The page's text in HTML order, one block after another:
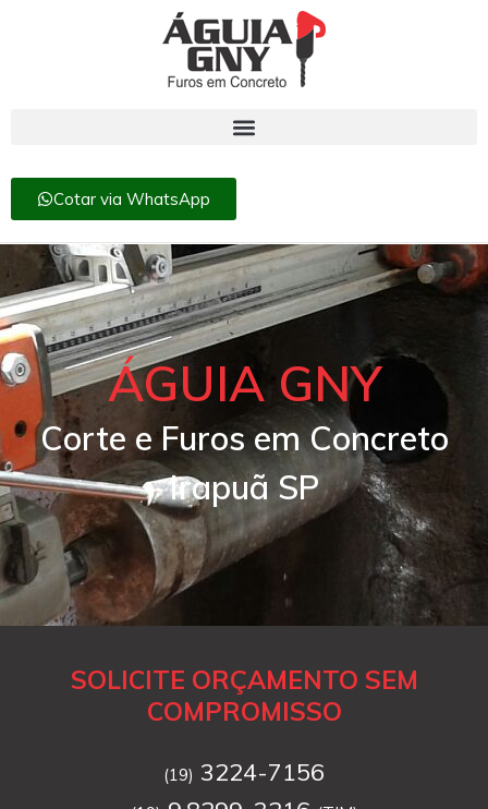
Cotar via WhatsApp
ÁGUIA GNY
Corte e Furos em Concreto
Irapuã SP
SOLICITE ORÇAMENTO SEM
COMPROMISSO
(19) 3224-7156